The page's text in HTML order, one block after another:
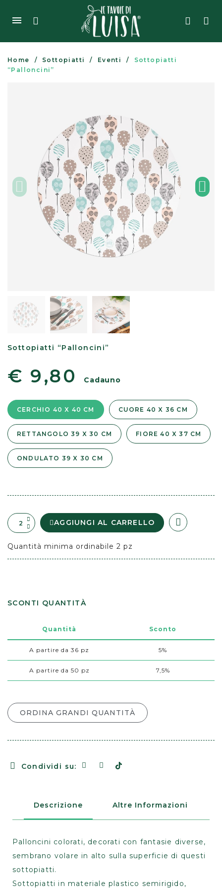
Home Sottopiatti Eventi
Sottopiatti
“Palloncini”
Sottopiatti “Palloncini”
€ 9,80 Cadauno
CERCHIO 40 X 40 CM CUORE 40 X 36 CM
RETTANGOLO 39 X 30 CM FIORE 40 X 37 CM
ONDULATO 39 X 30 CM
AGGIUNGI AL CARRELLO
Quantità minima ordinabile 2 pz
SCONTI QUANTITÀ
Quantità Sconto
A partire da 36 pz 5%
A partire da 50 pz 7,5%
ORDINA GRANDI QUANTITÀ
Condividi su:
Descrizione Altre Informazioni
Palloncini colorati, decorati con fantasie diverse,
sembrano volare in alto sulla superficie di questi
sottopiatti.
Sottopiatti in materiale plastico semirigido,